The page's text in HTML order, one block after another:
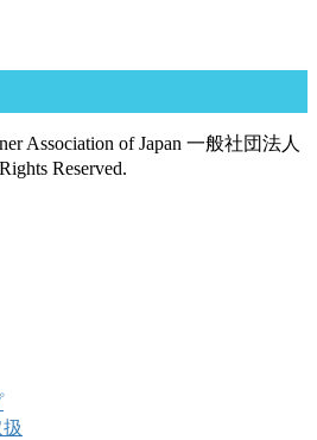
Association of Japan 一般社団法人
Reserved.